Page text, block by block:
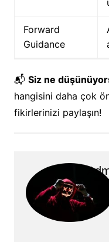
Forward
Guidance
📬 Siz ne
hangisini daha çok
fikirlerinizi paylaşın!